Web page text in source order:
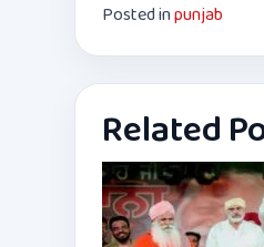
Posted inpunjab
Related